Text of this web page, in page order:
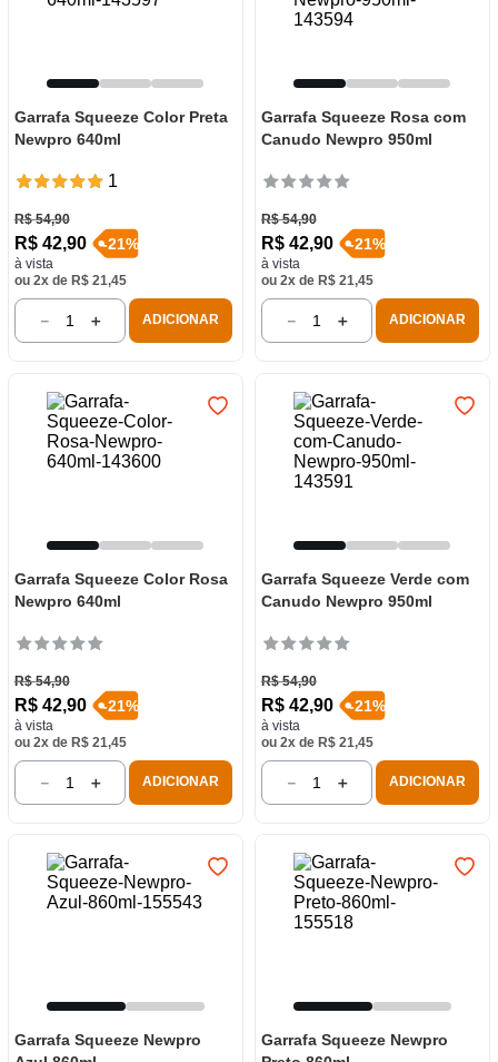
Garrafa Squeeze Color Preta
Newpro 640ml
1
R$ 54,90
R$ 42,90
à vista
-21%
ou 2x de R$ 21,45
＋
－ ADICIONAR
Garrafa Squeeze Rosa com
Canudo Newpro 950ml
R$ 54,90
R$ 42,90
à vista
-21%
ou 2x de R$ 21,45
＋
－ ADICIONAR
Garrafa Squeeze Color Rosa
Newpro 640ml
R$ 54,90
R$ 42,90
à vista
-21%
ou 2x de R$ 21,45
＋
－ ADICIONAR
Garrafa Squeeze Verde com
Canudo Newpro 950ml
R$ 54,90
R$ 42,90
à vista
-21%
ou 2x de R$ 21,45
＋
－ ADICIONAR
Garrafa Squeeze Newpro
Garrafa Squeeze Newpro